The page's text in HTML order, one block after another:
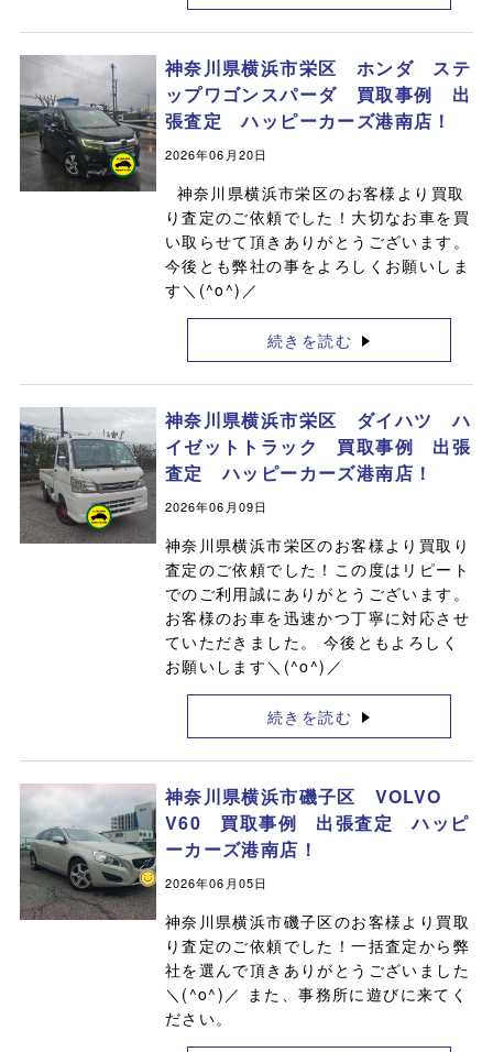
神奈川県横浜市栄区 ホンダ ステ
ップワゴンスパーダ 買取事例 出
張査定 ハッピーカーズ港南店！
2026年06月20日
神奈川県横浜市栄区のお客様より買取
り査定のご依頼でした！大切なお車を買
い取らせて頂きありがとうございます。
今後とも弊社の事をよろしくお願いしま
す＼(^o^)／
続きを読む
神奈川県横浜市栄区 ダイハツ ハ
イゼットトラック 買取事例 出張
査定 ハッピーカーズ港南店！
2026年06月09日
神奈川県横浜市栄区のお客様より買取り
査定のご依頼でした！この度はリピート
でのご利用誠にありがとうございます。
お客様のお車を迅速かつ丁寧に対応させ
ていただきました。 今後ともよろしく
お願いします＼(^o^)／
続きを読む
神奈川県横浜市磯子区 VOLVO
V60 買取事例 出張査定 ハッピ
ーカーズ港南店！
2026年06月05日
神奈川県横浜市磯子区のお客様より買取
り査定のご依頼でした！一括査定から弊
社を選んで頂きありがとうございました
＼(^o^)／ また、事務所に遊びに来てく
ださい。